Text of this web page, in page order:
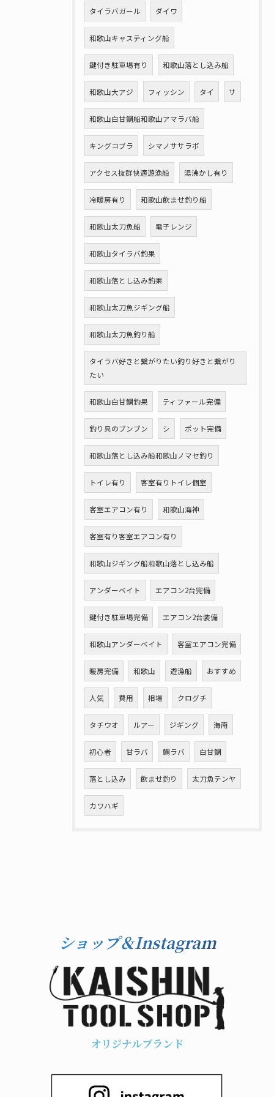
タイラバガール ダイワ
和歌山キャスティング船
鍵付き駐車場有り 和歌山落とし込み船
和歌山大アジ フィッシン タイ サ
和歌山白甘鯛船和歌山アマラバ船
キングコブラ シマノササラボ
アクセス抜群快適遊漁船 湯沸かし有り
冷暖房有り 和歌山飲ませ釣り船
和歌山太刀魚船 電子レンジ
和歌山タイラバ釣果
和歌山落とし込み釣果
和歌山太刀魚ジギング船
和歌山太刀魚釣り船
タイラバ好きと繋がりたい釣り好きと繋がり
たい
和歌山白甘鯛釣果 ティファール完備
釣り具のブンブン シ ポット完備
和歌山落とし込み船和歌山ノマセ釣り
トイレ有り 客室有りトイレ個室
客室エアコン有り 和歌山海神
客室有り客室エアコン有り
和歌山ジギング船和歌山落とし込み船
アンダーベイト エアコン2台完備
鍵付き駐車場完備 エアコン2台装備
和歌山アンダーベイト 客室エアコン完備
暖房完備 和歌山 遊漁船 おすすめ
人気 費用 相場 クログチ
タチウオ ルアー ジギング 海南
初心者 甘ラバ 鯛ラバ 白甘鯛
落とし込み 飲ませ釣り 太刀魚テンヤ
カワハギ
ショップ＆Instagram
オリジナルブランド